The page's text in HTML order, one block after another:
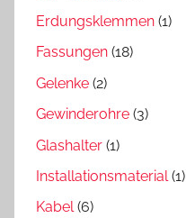
Erdungsklemmen (1)
Fassungen (18)
Gelenke (2)
Gewinderohre (3)
Glashalter (1)
Installationsmaterial(1)
Kabel(6)